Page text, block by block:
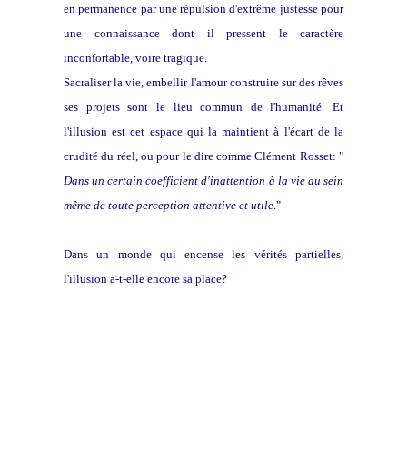
en permanence par une répulsion d'extrême justesse pour
une connaissance dont il pressent le caractère
inconfortable, voire tragique.
Sacraliser la vie, embellir l'amour construire sur des rêves
ses projets sont le lieu commun de l'humanité. Et
l'illusion est cet espace qui la maintient à l'écart de la
crudité du réel, ou pour le dire comme Clément Rosset: "
Dans un certain coefficient d'inattention à la vie au sein
même de toute perception attentive et utile ."
Dans un monde qui encense les vérités partielles,
l'illusion a-t-elle encore sa place?